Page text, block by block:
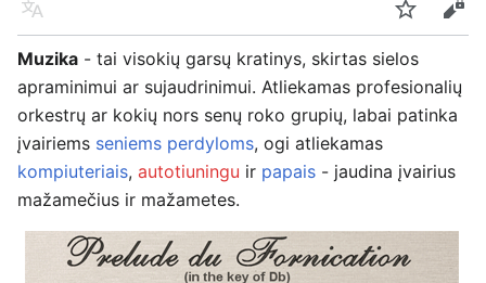
Kalba Stebėti
Keisti
Muzika - tai visokių garsų kratinys, skirtas sielos
apraminimui ar sujaudrinimui. Atliekamas profesionalių
orkestrų ar kokių nors senų roko grupių, labai patinka
įvairiems seniems perdyloms, ogi atliekamas
kompiuteriais, autotiuningu ir papais - jaudina įvairius
mažamečius ir mažametes.